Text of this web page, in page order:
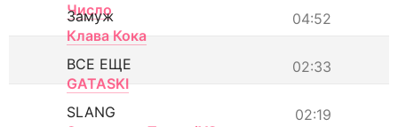
Число
04:52
Замуж
Клава Кока
02:33
ВСЕ ЕЩЕ
GATASKI
02:19
SLANG